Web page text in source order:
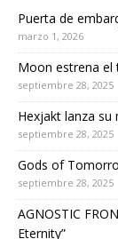
Puerta de
marzo 1, 2026
Moon estrena el
septiembre 28, 2025
Hexjakt lanza su
septiembre 28, 2025
Gods of
septiembre 28, 2025
AGNOSTIC
Eternity”